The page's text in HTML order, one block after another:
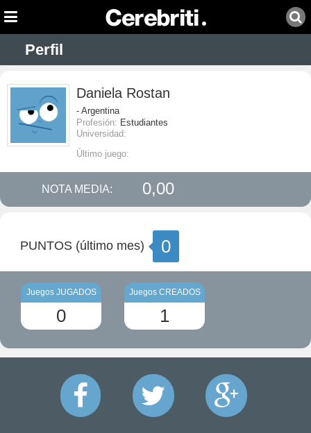
Perfil
Daniela Rostan
- Argentina
Profesión: Estudiantes
Universidad:
Último juego:
NOTA MEDIA: 0,00
PUNTOS (último mes) 0
Juegos JUGADOS
0
Juegos CREADOS
1